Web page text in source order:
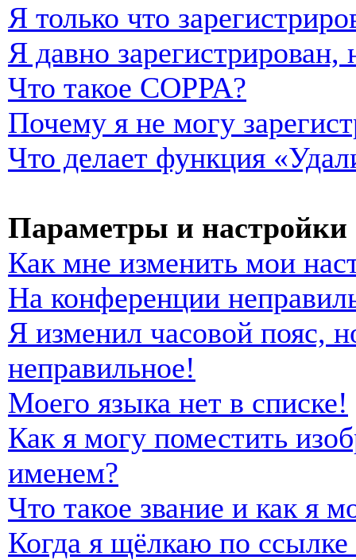
Я только что
Я давно
Что такое COPPA?
Почему я не могу
Что делает функция
Параметры и настройки
Как мне изменить мои
На конференции
Я изменил часовой пояс,
неправильное!
Моего языка нет в списке!
Как я могу поместить
именем?
Что такое звание и как я
Когда я щёлкаю по